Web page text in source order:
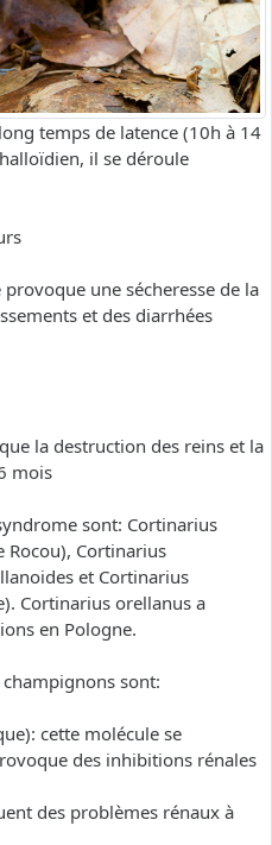
temps de latence (10h à 14
il se déroule
une sécheresse de la
et des diarrhées
la destruction des reins et la
mois
sont: Cortinarius
Rocou), Cortinarius
et Cortinarius
Cortinarius orellanus a
en Pologne.
champignons sont:
cette molécule se
des inhibitions rénales
des problèmes rénaux à